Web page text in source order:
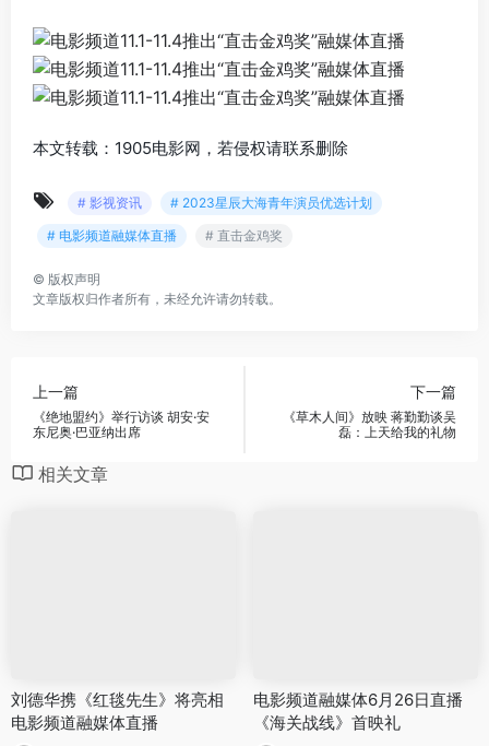
本文转载：1905电影网，若侵权请联系删除
# 影视资讯
# 2023星辰大海青年演员优选计划
# 电影频道融媒体直播
# 直击金鸡奖
© 版权声明
文章版权归作者所有，未经允许请勿转载。
上一篇
《绝地盟约》举行访谈 胡安·安
东尼奥·巴亚纳出席
下一篇
《草木人间》放映 蒋勤勤谈吴
磊：上天给我的礼物
相关文章
刘德华携《红毯先生》将亮相
电影频道融媒体直播
电影频道融媒体6月26日直播
《海关战线》首映礼